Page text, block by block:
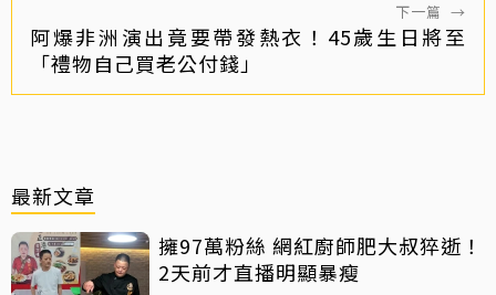
下一篇 →
阿爆非洲演出竟要帶發熱衣！45歲生日將至
「禮物自己買老公付錢」
最新文章
擁97萬粉絲 網紅廚師肥大叔猝逝！
2天前才直播明顯暴瘦